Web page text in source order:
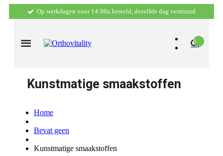
Op werkdagen voor 14:00u besteld, dezelfde dag verstuurd
0
Kunstmatige smaakstoffen
Home
Bevat geen
Kunstmatige smaakstoffen